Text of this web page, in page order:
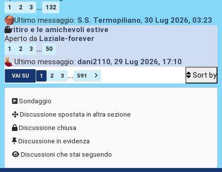
1 2 3 ... 132
Ultimo messaggio: S.S. Termopiliano, 30 Lug 2026, 03:23
Il ritiro e le amichevoli estive
Aperto da Laziale-forever
1 2 3 ... 50
Ultimo messaggio: dani2110, 29 Lug 2026, 17:10
VAI SU 1 2 3 ... 591 Sort by
Sondaggio
Discussione spostata in altra sezione
Discussione chiusa
Discussione in evidenza
Discussioni che stai seguendo